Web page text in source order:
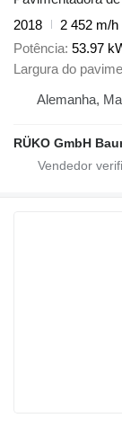
2018
2 452 m/h
Potência 53.97
Largura do
Alemanha,
RÜKO GmbH